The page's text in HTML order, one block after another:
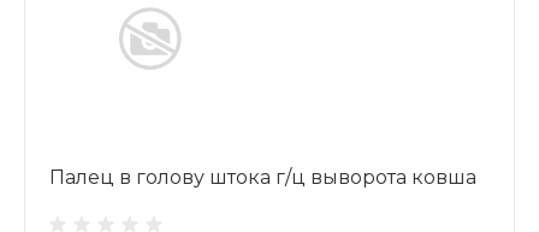
Палец в голову штока г/ц выворота ковша